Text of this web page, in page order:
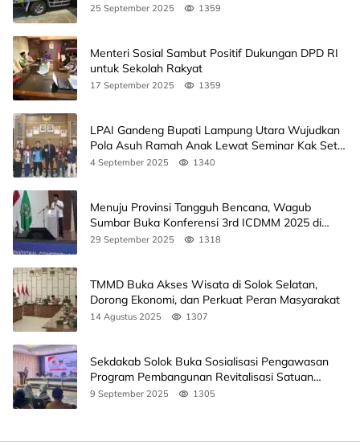
25 September 2025 1359
Menteri Sosial Sambut Positif Dukungan DPD RI
untuk Sekolah Rakyat
17 September 2025 1359
LPAI Gandeng Bupati Lampung Utara Wujudkan
Pola Asuh Ramah Anak Lewat Seminar Kak Seto,
Ini Jadwalnya
4 September 2025 1340
Menuju Provinsi Tangguh Bencana, Wagub
Sumbar Buka Konferensi 3rd ICDMM 2025 di
Unand
29 September 2025 1318
TMMD Buka Akses Wisata di Solok Selatan,
Dorong Ekonomi, dan Perkuat Peran Masyarakat
14 Agustus 2025 1307
Sekdakab Solok Buka Sosialisasi Pengawasan
Program Pembangunan Revitalisasi Satuan
Pendidikan
9 September 2025 1305